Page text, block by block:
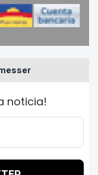
noticia!